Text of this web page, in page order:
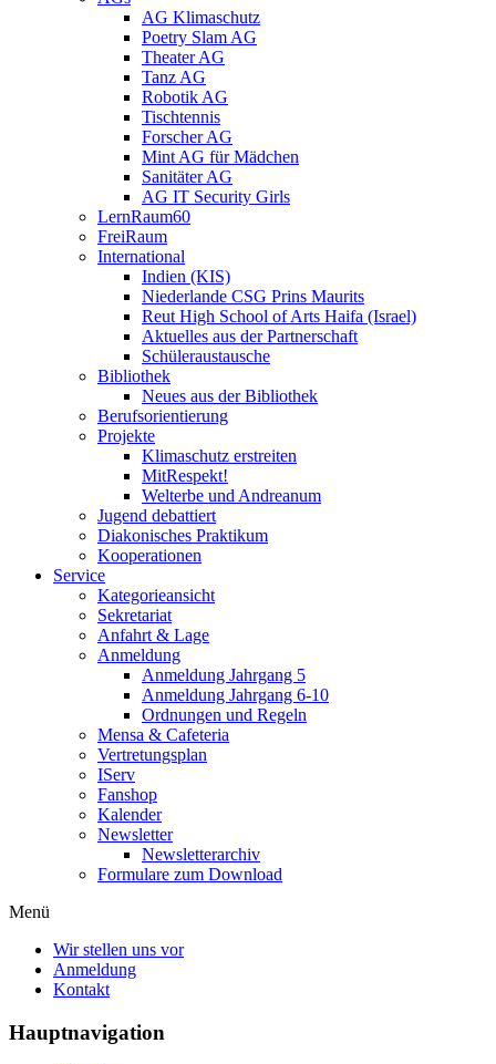
AG Klimaschutz
Poetry Slam AG
Theater AG
Tanz AG
Robotik AG
Tischtennis
Forscher AG
Mint AG für Mädchen
Sanitäter AG
AG IT Security Girls
LernRaum60
FreiRaum
International
Indien (KIS)
Niederlande CSG Prins Maurits
Reut High School of Arts Haifa (Israel)
Aktuelles aus der Partnerschaft
Schüleraustausche
Bibliothek
Neues aus der Bibliothek
Berufsorientierung
Projekte
Klimaschutz erstreiten
MitRespekt!
Welterbe und Andreanum
Jugend debattiert
Diakonisches Praktikum
Kooperationen
Service
Kategorieansicht
Sekretariat
Anfahrt & Lage
Anmeldung
Anmeldung Jahrgang 5
Anmeldung Jahrgang 6-10
Ordnungen und Regeln
Mensa & Cafeteria
Vertretungsplan
IServ
Fanshop
Kalender
Newsletter
Newsletterarchiv
Formulare zum Download
Menü
Wir stellen uns vor
Anmeldung
Kontakt
Hauptnavigation